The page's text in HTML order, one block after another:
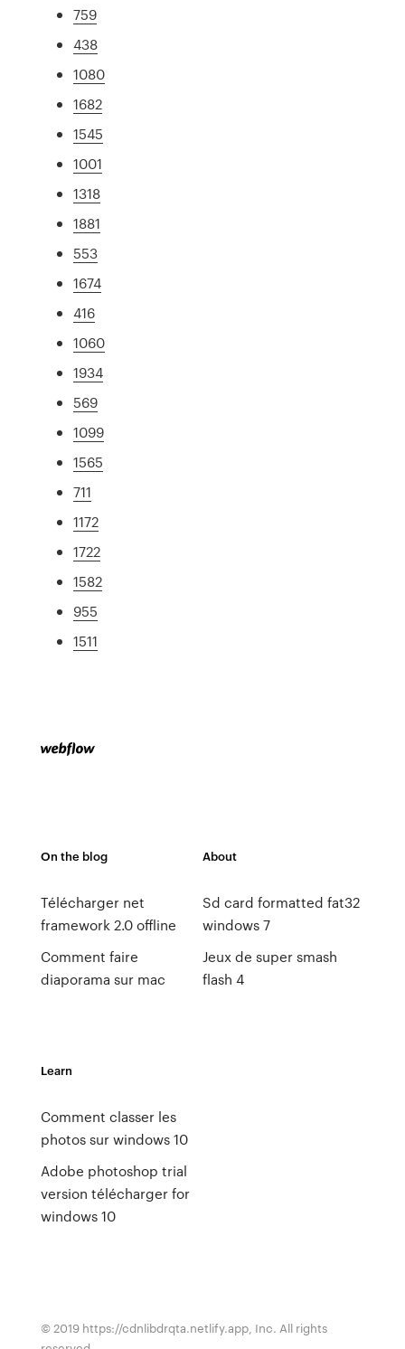
759
438
1080
1682
1545
1001
1318
1881
553
1674
416
1060
1934
569
1099
1565
711
1172
1722
1582
955
1511
On the blog
Télécharger net
framework 2.0 offline
Comment faire
diaporama sur mac
About
Sd card formatted fat32
windows 7
Jeux de super smash
flash 4
Learn
Comment classer les
photos sur windows 10
Adobe photoshop trial
version télécharger for
windows 10
© 2019 https://cdnlibdrqta.netlify.app, Inc. All rights